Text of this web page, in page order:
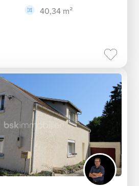
40,34 m²